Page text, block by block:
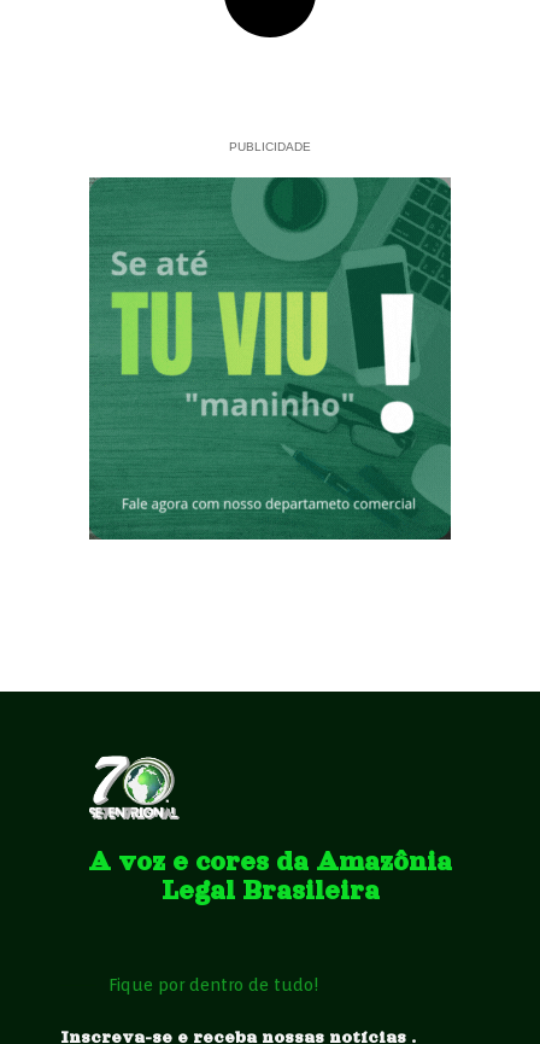
PUBLICIDADE
A voz e cores da Amazônia
Legal Brasileira
Fique por dentro de tudo!
Inscreva-se e receba nossas notícias .